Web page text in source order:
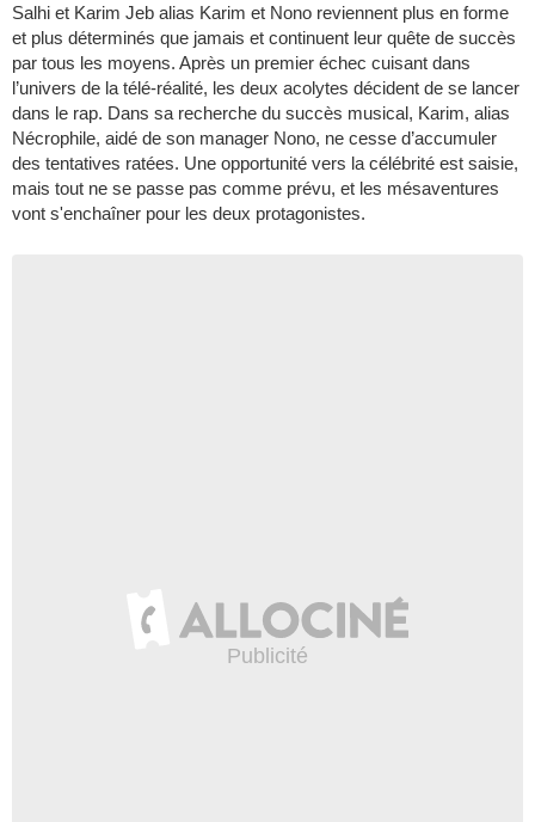
Salhi et Karim Jeb alias Karim et Nono reviennent plus en forme
et plus déterminés que jamais et continuent leur quête de succès
par tous les moyens. Après un premier échec cuisant dans
l’univers de la télé-réalité, les deux acolytes décident de se lancer
dans le rap. Dans sa recherche du succès musical, Karim, alias
Nécrophile, aidé de son manager Nono, ne cesse d’accumuler
des tentatives ratées. Une opportunité vers la célébrité est saisie,
mais tout ne se passe pas comme prévu, et les mésaventures
vont s'enchaîner pour les deux protagonistes.